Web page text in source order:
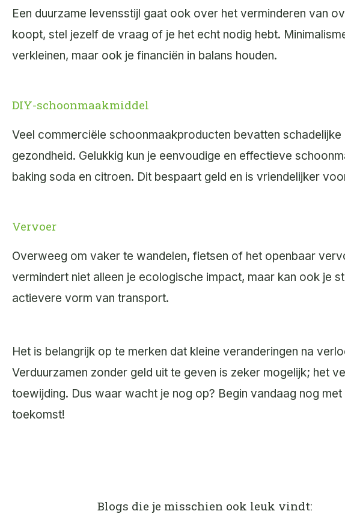
Een duurzame levensstijl gaat ook over het verminderen van
koopt, stel jezelf de vraag of je het echt nodig hebt.
verkleinen, maar ook je financiën in balans houden.
DIY-schoonmaakmiddel
Veel commerciële schoonmaakproducten bevatten
gezondheid. Gelukkig kun je eenvoudige en effectieve
baking soda en citroen. Dit bespaart geld en is vriendelijker
Vervoer
Overweeg om vaker te wandelen, fietsen of het openbaar
vermindert niet alleen je ecologische impact, maar kan ook je
actievere vorm van transport.
Het is belangrijk op te merken dat kleine veranderingen na
Verduurzamen zonder geld uit te geven is zeker mogelijk; het
toewijding. Dus waar wacht je nog op? Begin vandaag nog
toekomst!
Blogs die je misschien ook leuk vindt: